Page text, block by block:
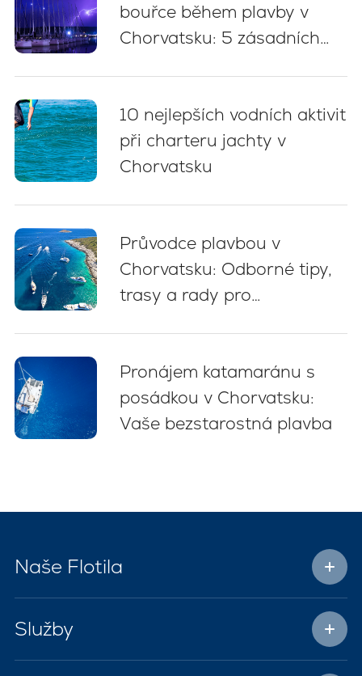
bouřce během plavby v
Chorvatsku: 5 zásadních
10 nejlepších vodních aktivit
při charteru jachty v
Chorvatsku
Průvodce plavbou v
Chorvatsku: Odborné tipy,
trasy a rady pro
Pronájem katamaránu s
posádkou v Chorvatsku:
Vaše bezstarostná plavba
Naše Flotila
Služby